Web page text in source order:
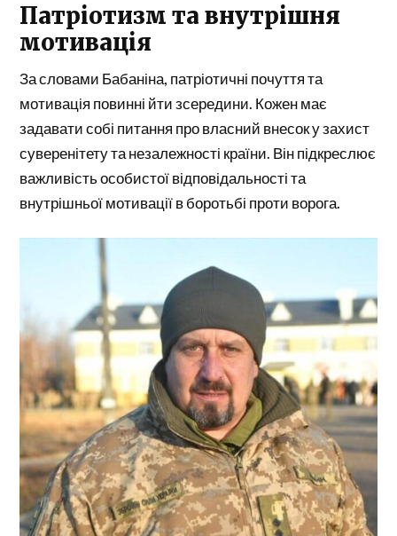
Патріотизм та внутрішня
мотивація
За словами Бабаніна, патріотичні почуття та
мотивація повинні йти зсередини. Кожен має
задавати собі питання про власний внесок у захист
суверенітету та незалежності країни. Він підкреслює
важливість особистої відповідальності та
внутрішньої мотивації в боротьбі проти ворога.